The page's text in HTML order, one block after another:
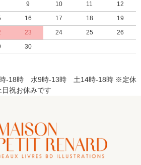
9 10 11
12
16 17 18
19
23 24 25
26
30
時-18時 水9時-13時 土14時-18時 ※定休
祝お休みです